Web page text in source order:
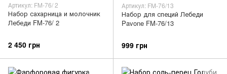
Артикул: FM-76/ 2
Набор сахарница и молочник
Лебеди FM-76/ 2
2 450 грн
Артикул: FM-76/13
Набор для специй Лебеди
Pavone FM-76/13
999 грн